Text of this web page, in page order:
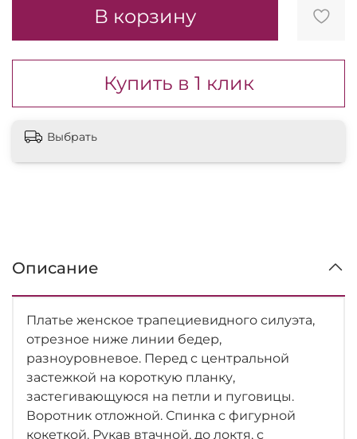
В корзину
Купить в 1 клик
Выбрать
Описание
Платье женское трапециевидного силуэта,
отрезное ниже линии бедер,
разноуровневое. Перед с центральной
застежкой на короткую планку,
застегивающуюся на петли и пуговицы.
Воротник отложной. Спинка с фигурной
кокеткой. Рукав втачной, до локтя, с